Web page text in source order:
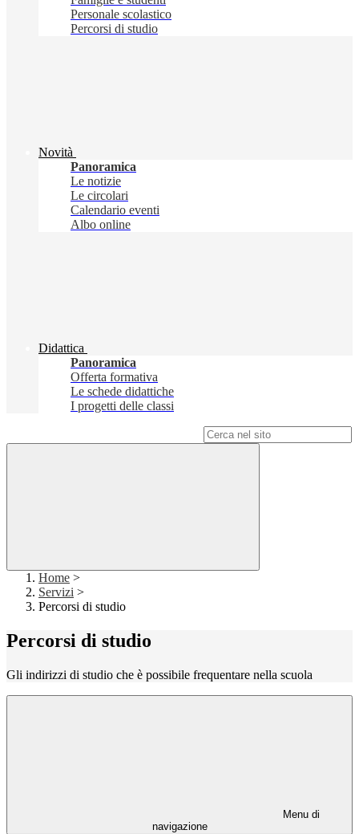
Personale scolastico
Percorsi di studio
Novità
Panoramica
Le notizie
Le circolari
Calendario eventi
Albo online
Didattica
Panoramica
Offerta formativa
Le schede didattiche
I progetti delle classi
Home >
Servizi >
Percorsi di studio
Percorsi di studio
Gli indirizzi di studio che è possibile frequentare nella scuola
Menu di
navigazione